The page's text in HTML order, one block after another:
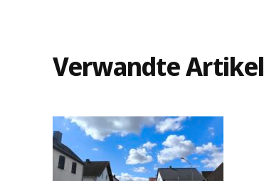
Verwandte Artikel